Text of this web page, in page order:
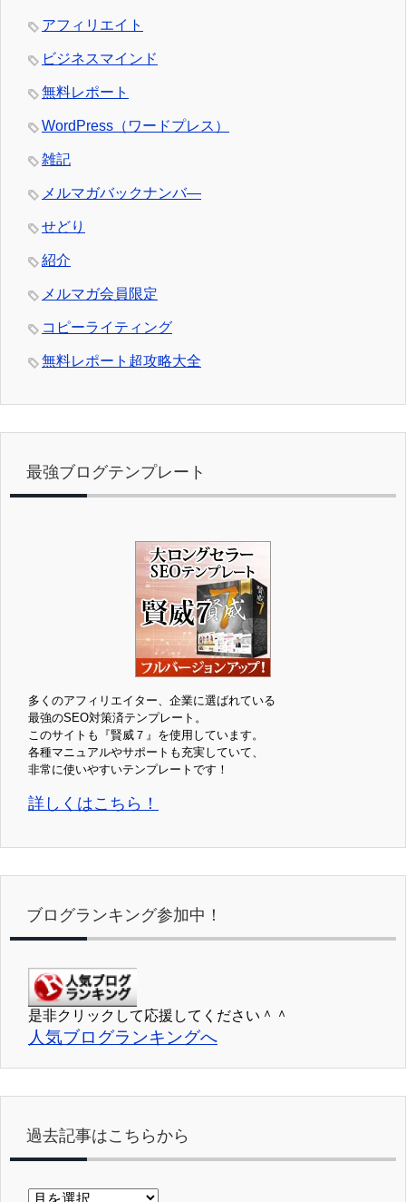
アフィリエイト
ビジネスマインド
無料レポート
WordPress（ワードプレス）
雑記
メルマガバックナンバ―
せどり
紹介
メルマガ会員限定
コピーライティング
無料レポート超攻略大全
最強ブログテンプレート
多くのアフィリエイター、企業に選ばれている
最強のSEO対策済テンプレート。
このサイトも『賢威７』を使用しています。
各種マニュアルやサポートも充実していて、
非常に使いやすいテンプレートです！
詳しくはこちら！
ブログランキング参加中！
是非クリックして応援してください＾＾
人気ブログランキングへ
過去記事はこちらから
過